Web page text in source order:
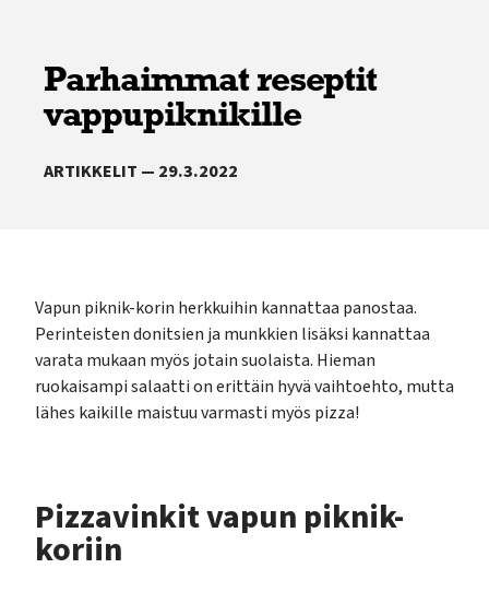
Parhaimmat reseptit
vappupiknikille
ARTIKKELIT — 29.3.2022
Vapun piknik-korin herkkuihin kannattaa panostaa.
Perinteisten donitsien ja munkkien lisäksi kannattaa
varata mukaan myös jotain suolaista. Hieman
ruokaisampi salaatti on erittäin hyvä vaihtoehto, mutta
lähes kaikille maistuu varmasti myös pizza!
Pizzavinkit vapun piknik-
koriin